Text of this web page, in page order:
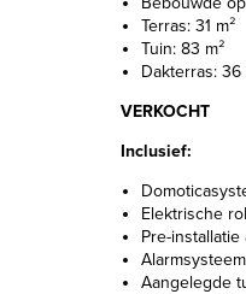
Terras: 31 m²
Tuin: 83 m²
Dakterras: 36
VERKOCHT
Inclusief:
Elektrische
Pre-
Alarmsysteem
Aangelegde